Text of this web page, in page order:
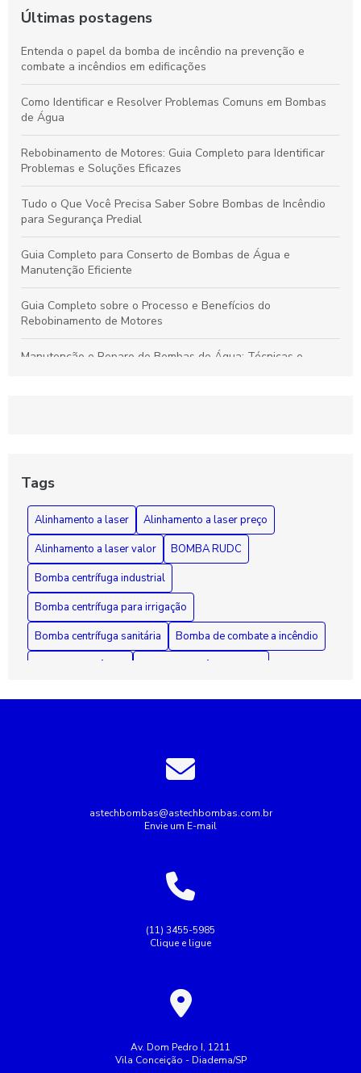
Últimas postagens
Entenda o papel da bomba de incêndio na prevenção e
combate a incêndios em edificações
Como Identificar e Resolver Problemas Comuns em Bombas
de Água
Rebobinamento de Motores: Guia Completo para Identificar
Problemas e Soluções Eficazes
Tudo o Que Você Precisa Saber Sobre Bombas de Incêndio
para Segurança Predial
Guia Completo para Conserto de Bombas de Água e
Manutenção Eficiente
Guia Completo sobre o Processo e Benefícios do
Rebobinamento de Motores
Manutenção e Reparo de Bombas de Água: Técnicas e
Funcionamento e Manutenção Fundamental
Como Diagnosticar e Reparar Bombas d'Água com Segurança
e Eficiência
Tags
Alinhamento a laser
Alinhamento a laser preço
Alinhamento a laser valor
BOMBA RUDC
Bomba centrífuga industrial
Bomba centrífuga para irrigação
Bomba centrífuga sanitária
Bomba de combate a incêndio
Bombas submersas
Conserto de bomba submersa
Conserto de bombas
Empresa de rebobinagem de motores
Empresa de tubulação hidráulica
Empresa montagem de painel elétrico
Fazer Manutenção de bombas de recalque
Instalação de bombas
astechbombas@astechbombas.com.br
Envie um E-mail
(11) 3455-5985
Clique e ligue
Av. Dom Pedro I, 1211
Vila Conceição - Diadema/SP